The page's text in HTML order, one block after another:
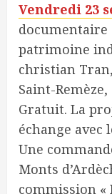
Vendredi 23
documentaire
patrimoine
christian
Saint-Remèze,
Gratuit. La
échange avec
Une
Monts
commission